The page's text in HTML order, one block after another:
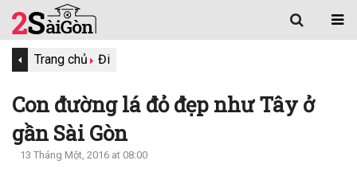
Trang chủ Đi
Con đường lá đỏ đẹp như Tây ở
gần Sài Gòn
13 Tháng Một, 2016 at 08:00